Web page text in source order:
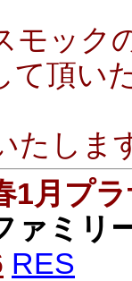
モック
て頂い
たしま
1月プ
ァミリ
RES